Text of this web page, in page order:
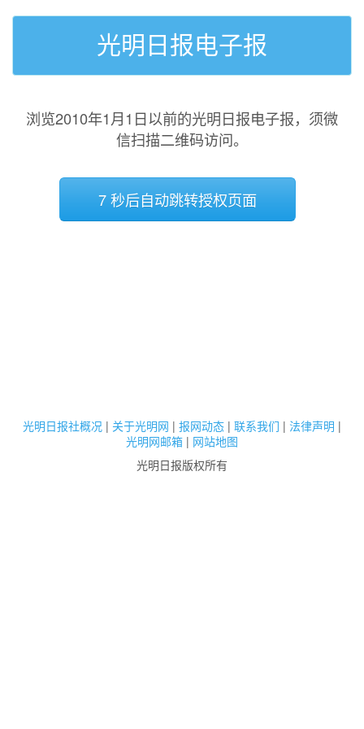
光明日报电子报
浏览2010年1月1日以前的光明日报电子报，须微
信扫描二维码访问。
7 秒后自动跳转授权页面
光明日报社概况 | 关于光明网 | 报网动态 | 联系我们 | 法律声明 |
光明网邮箱 | 网站地图
光明日报版权所有